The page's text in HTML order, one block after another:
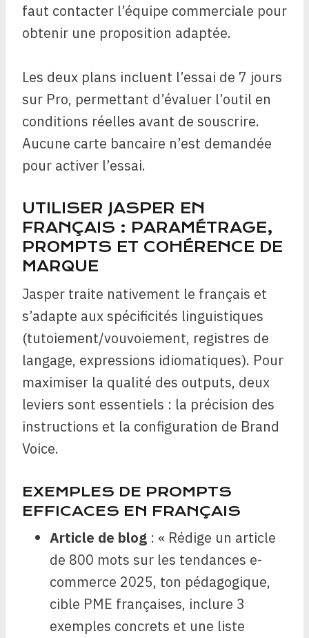
faut contacter l’équipe commerciale pour
obtenir une proposition adaptée.
Les deux plans incluent l’essai de 7 jours
sur Pro, permettant d’évaluer l’outil en
conditions réelles avant de souscrire.
Aucune carte bancaire n’est demandée
pour activer l’essai.
UTILISER JASPER EN
FRANÇAIS : PARAMÉTRAGE,
PROMPTS ET COHÉRENCE DE
MARQUE
Jasper traite nativement le français et
s’adapte aux spécificités linguistiques
(tutoiement/vouvoiement, registres de
langage, expressions idiomatiques). Pour
maximiser la qualité des outputs, deux
leviers sont essentiels : la précision des
instructions et la configuration de Brand
Voice.
EXEMPLES DE PROMPTS
EFFICACES EN FRANÇAIS
Article de blog : « Rédige un article
de 800 mots sur les tendances e-
commerce 2025, ton pédagogique,
cible PME françaises, inclure 3
exemples concrets et une liste